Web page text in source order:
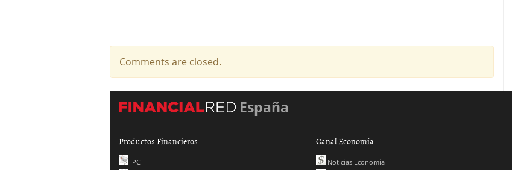
Comments are closed.
España
Productos Financieros
IPC
Canal Economía
Noticias Economía